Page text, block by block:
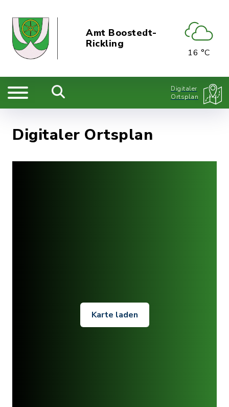
Amt Boostedt-
Rickling
16 °C
Digitaler
Ortsplan
Digitaler Ortsplan
Karte laden